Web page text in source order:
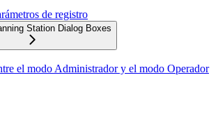
de registro
Station Dialog Boxes
el modo Administrador y el modo Operador